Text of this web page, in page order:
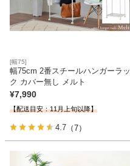
[幅75]
幅75cm 2番スチールハンガーラッ
ク カバー無し メルト
¥7,990
【配送目安：11月上旬以降】
4.7 （7）